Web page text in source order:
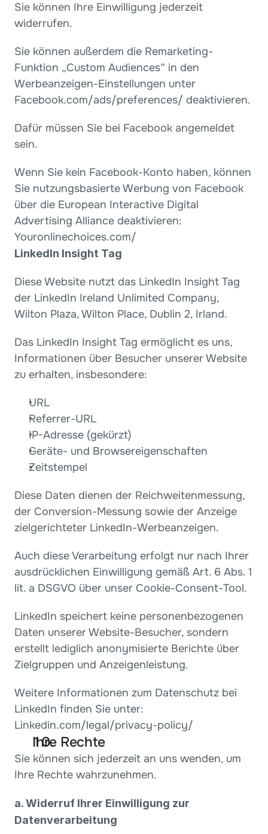
Sie können Ihre Einwilligung jederzeit
widerrufen.
Sie können außerdem die Remarketing-
Funktion „Custom Audiences“ in den
Werbeanzeigen-Einstellungen unter
Facebook.com/ads/preferences/ deaktivieren.
Dafür müssen Sie bei Facebook angemeldet
sein.
Wenn Sie kein Facebook-Konto haben, können
Sie nutzungsbasierte Werbung von Facebook
über die European Interactive Digital
Advertising Alliance deaktivieren:
Youronlinechoices.com/
LinkedIn Insight Tag
Diese Website nutzt das LinkedIn Insight Tag
der LinkedIn Ireland Unlimited Company,
Wilton Plaza, Wilton Place, Dublin 2, Irland.
Das LinkedIn Insight Tag ermöglicht es uns,
Informationen über Besucher unserer Website
zu erhalten, insbesondere:
URL
Referrer-URL
IP-Adresse (gekürzt)
Geräte- und Browsereigenschaften
Zeitstempel
Diese Daten dienen der Reichweitenmessung,
der Conversion-Messung sowie der Anzeige
zielgerichteter LinkedIn-Werbeanzeigen.
Auch diese Verarbeitung erfolgt nur nach Ihrer
ausdrücklichen Einwilligung gemäß Art. 6 Abs. 1
lit. a DSGVO über unser Cookie-Consent-Tool.
LinkedIn speichert keine personenbezogenen
Daten unserer Website-Besucher, sondern
erstellt lediglich anonymisierte Berichte über
Zielgruppen und Anzeigenleistung.
Weitere Informationen zum Datenschutz bei
LinkedIn finden Sie unter:
Linkedin.com/legal/privacy-policy/
Ihre Rechte
Sie können sich jederzeit an uns wenden, um
Ihre Rechte wahrzunehmen.
a. Widerruf Ihrer Einwilligung zur
Datenverarbeitung